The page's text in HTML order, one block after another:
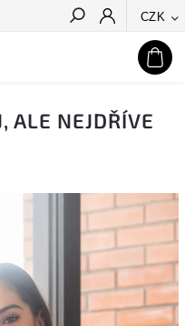
CZK
Hledat
ALE NEJDŘÍVE